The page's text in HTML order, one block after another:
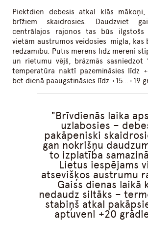
Piektdien debesis atkal klās
brīžiem skaidrosies. Daudzviet
centrālajos rajonos tas būs
vietām austrumos veidosies migla, kas
redzamību. Pūtīs mērens līdz mēreni
un rietumu vējš, brāzmās sasniedzot
temperatūra naktī pazemināsies līdz
bet dienā paaugstināsies līdz +15…+19
Brīvdienās laika
uzlabosies –
pakāpeniski
gan nokrišņu
to izplatība
Lietus iespējams
atsevišķos austrumu
Gaiss dienas laikā
nedaudz siltāks –
stabiņš atkal
aptuveni +20